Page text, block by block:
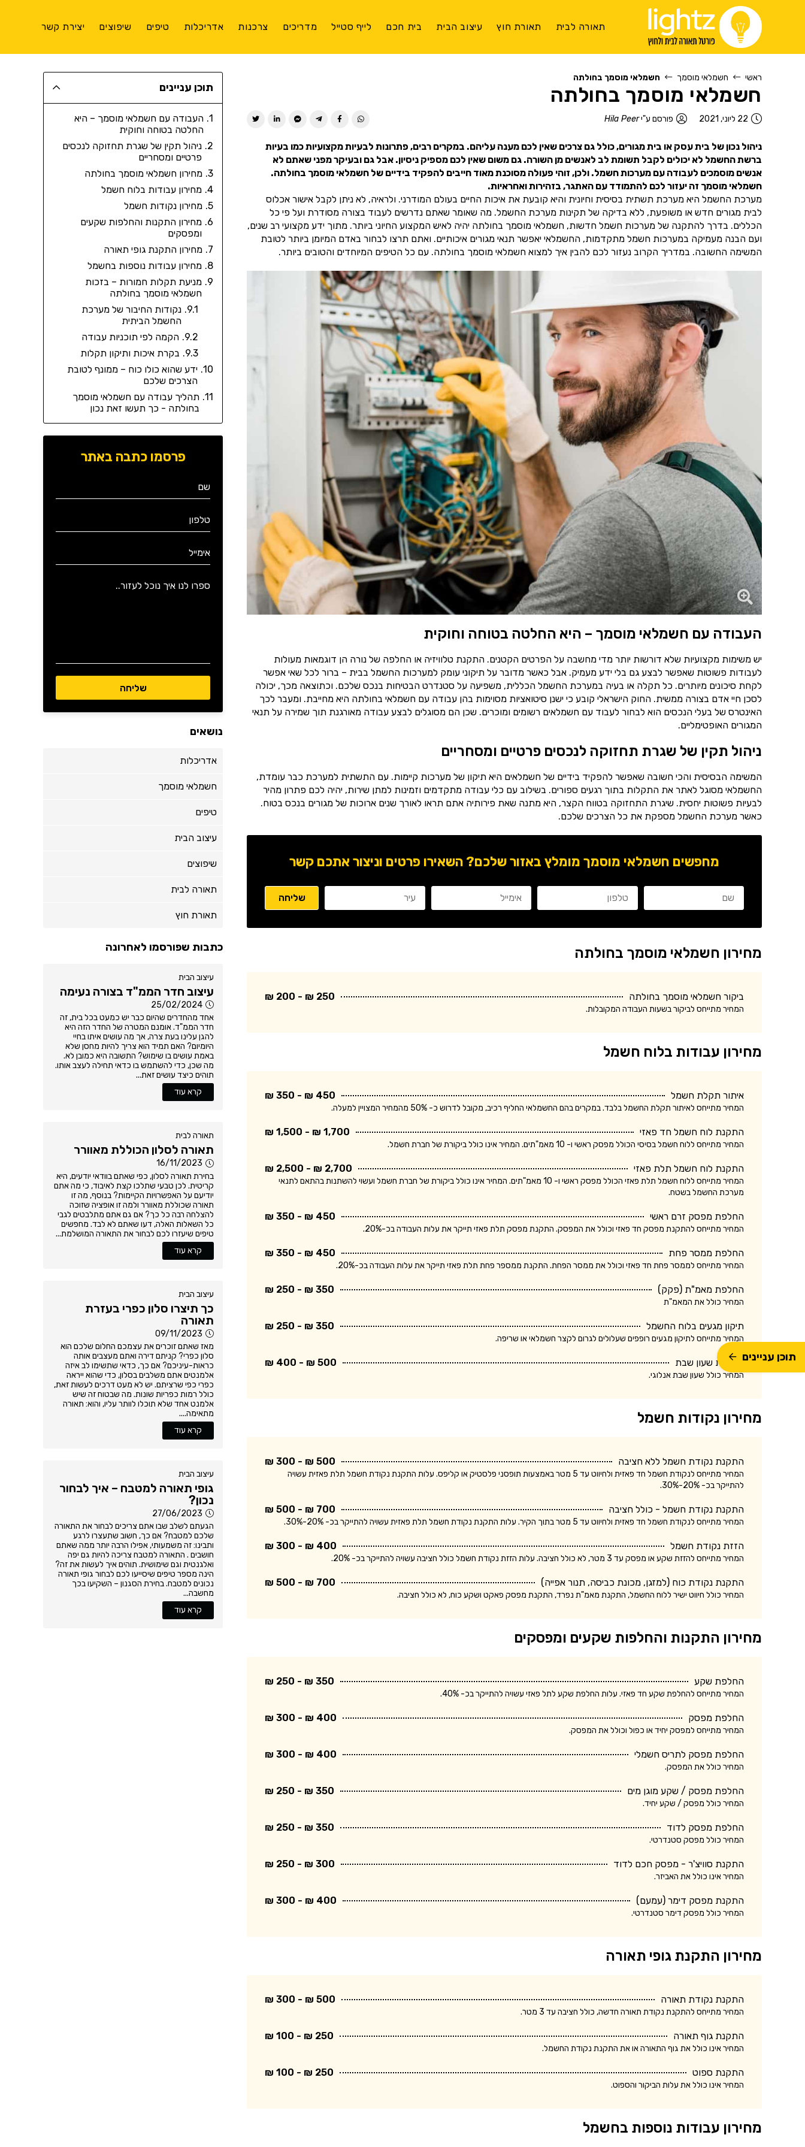
תאורה לבית תאורת חוץ עיצוב הבית בית חכם לייף סטייל מדריכים צרכנות אדריכלות טיפים שיפוצים יצירת קשר
ראשי חשמלאי מוסמך חשמלאי מוסמך בחולתה
חשמלאי מוסמך בחולתה
22 ליוני, 2021 פורסם ע"יHila Peer
ניהול נכון של בית עסק או בית מגורים, כולל גם צרכים שאין לכם מענה עליהם. במקרים רבים, פתרונות לבעיות מקצועיות כמו בעיות
ברשת החשמל לא יכולים לקבל תשומת לב לאנשים מן השורה. גם משום שאין לכם מספיק ניסיון. אבל גם ובעיקר מפני שאתם לא
אנשים מוסמכים לעבודה עם מערכות חשמל. ולכן, זוהי פעולה מסוכנת מאוד חייבים להפקיד בידיים של חשמלאי מוסמך בחולתה.
חשמלאי מוסמך זה יעזור לכם להתמודד עם האתגר, בזהירות ואחראיות.
מערכת החשמל היא מערכת תשתית בסיסית וחיונית והיא קובעת את איכות החיים בעולם המודרני. ולראיה, לא ניתן לקבל אישור אכלוס
לבית מגורים חדש או משופעת, ללא בדיקה של תקינות מערכת החשמל. מה שאומר שאתם נדרשים לעבוד בצורה מסודרת ועל פי כל
הכללים. בדרך להתקנה של מערכות חשמל חדשות, חשמלאי מוסמך בחולתה יהיה לאיש המקצוע החיוני ביותר. מתוך ידע מקצועי רב שנים,
ועם הבנה מעמיקה במערכות חשמל מתקדמות, החשמלאי יאפשר תנאי מגורים איכותיים. ואתם תרצו לבחור באדם המיומן ביותר לטובת
המשימה החשובה. במדריך הקרוב נעזור לכם להבין איך למצוא חשמלאי מוסמך בחולתה. עם כל הטיפים המיוחדים והטובים ביותר.
העבודה עם חשמלאי מוסמך – היא החלטה בטוחה וחוקית
יש משימות מקצועיות שלא דורשות יותר מדי מחשבה על הפרטים הקטנים. התקנת טלוויזיה או החלפה של נורה הן דוגמאות מעולות
לעבודות פשוטות שאפשר לבצע גם בלי ידע מעמיק. אבל כאשר מדובר על תיקוני עומק למערכות החשמל בבית – ברור לכל שאי אפשר
לקחת סיכונים מיותרים. כל תקלה או בעיה במערכת החשמל הכללית, משפיעה על סטנדרט הבטיחות בנכס שלכם. וכתוצאה מכך, יכולה
לסכן חיי אדם בצורה ממשית. החוק הישראלי קובע כי ישנן סיטואציות מסוימות בהן עבודה עם חשמלאי בחולתה היא מחייבת. ומעבר לכך
האינטרס של בעלי הנכסים הוא לבחור לעבוד עם חשמלאים רשומים ומוכרים. שכן הם מסוגלים לבצע עבודה מאורגנת תוך שמירה על תנאי
המגורים האופטימליים.
ניהול תקין של שגרת תחזוקה לנכסים פרטיים ומסחריים
המשימה הבסיסית והכי חשובה שאפשר להפקיד בידיים של חשמלאים היא תיקון של מערכות קיימות. עם התשתית למערכת כבר עומדת,
החשמלאי מסוגל לאתר את התקלות בתוך רגעים ספורים. בשילוב עם כלי עבודה מתקדמים וזמינות למתן שירות, יהיה לכם פתרון מהיר
לבעיות פשוטות יחסית. שיגרת התחזוקה בטווח הקצר, היא מתנה שאת פירותיה אתם תראו לאורך שנים ארוכות של מגורים בנכס בטוח.
כאשר מערכת החשמל מספקת את כל הצרכים שלכם.
מחפשים חשמלאי מוסמך מומלץ באזור שלכם? השאירו פרטים וניצור אתכם קשר
מחירון חשמלאי מוסמך בחולתה
ביקור חשמלאי מוסמך בחולתה 250 ₪ - 200 ₪
המחיר מתייחס לביקור בשעות העבודה המקובלות.
מחירון עבודות בלוח חשמל
איתור תקלת חשמל 450 ₪ - 350 ₪
המחיר מתייחס לאיתור תקלת החשמל בלבד. במקרים בהם החשמלאי החליף רכיב, מקובל לדרוש כ- 50% מהמחיר המצויין למעלה.
התקנת לוח חשמל חד פאזי 1,700 ₪ - 1,500 ₪
המחיר מתייחס ללוח חשמל בסיסי הכולל מפסק ראשי ו- 10 מאמ"תים. המחיר אינו כולל ביקורת של חברת חשמל.
התקנת לוח חשמל תלת פאזי 2,700 ₪ - 2,500 ₪
המחיר מתייחס ללוח חשמל תלת פאזי הכולל מפסק ראשי ו- 10 מאמ"תים. המחיר אינו כולל ביקורת של חברת חשמל ועשוי להשתנות בהתאם לתנאי
מערכת החשמל בשטח.
החלפת מפסק זרם ראשי 450 ₪ - 350 ₪
המחיר מתייחס להתקנת מפסק חד פאזי וכולל את המפסק. התקנת מפסק תלת פאזי תייקר את עלות העבודה בכ-20%.
החלפת ממסר פחת 450 ₪ - 350 ₪
המחיר מתייחס לממסר פחת חד פאזי וכולל את ממסר הפחת. התקנת ממספר פחת תלת פאזי תייקר את עלות העבודה בכ-20%.
החלפת מאמ"ת (פקק) 350 ₪ - 250 ₪
המחיר כולל את המאמ"ת
תיקון מגעים בלוח החשמל 350 ₪ - 250 ₪
המחיר מתייחס לתיקון מגעים רופפים שעלולים לגרום לקצר חשמלאי או שריפה.
התקנת שעון שבת 500 ₪ - 400 ₪
המחיר כולל שעון שבת אנלוגי.
מחירון נקודות חשמל
התקנת נקודת חשמל ללא חציבה 500 ₪ - 300 ₪
המחיר מתייחס לנקודת חשמל חד פאזית ולחיווט עד 5 מטר באמצעות תופסני פלסטיק או קליפס. עלות התקנת נקודת חשמל תלת פאזית עשויה
להתייקר בכ- 20%-30%.
התקנת נקודת חשמל - כולל חציבה 700 ₪ - 500 ₪
המחיר מתייחס לנקודת חשמל חד פאזית ולחיווט עד 5 מטר בתוך הקיר. עלות התקנת נקודת חשמל תלת פאזית עשויה להתייקר בכ- 20%-30%.
הזזת נקודת חשמל 400 ₪ - 300 ₪
המחיר מתייחס להזזת שקע או מפסק עד 3 מטר, לא כולל חציבה. עלות הזזת נקודת חשמל כולל חציבה עשויה להתייקר בכ- 20%.
התקנת נקודת כוח (למזגן, מכונת כביסה, תנור אפייה) 700 ₪ - 500 ₪
המחיר כולל חיווט ישיר ללוח החשמל, התקנת מאמ"ת נפרד, התקנת מפסק פאקט ושקע כוח, לא כולל חציבה.
מחירון התקנות והחלפות שקעים ומפסקים
החלפת שקע 350 ₪ - 250 ₪
המחיר מתייחס להחלפת שקע חד פאזי. עלות החלפת שקע לתל פאזי עשויה להתייקר בכ- 40%.
החלפת מפסק 400 ₪ - 300 ₪
המחיר מתייחס למפסק יחיד או כפול וכולל את המפסק.
החלפת מפסק לתריס חשמלי 400 ₪ - 300 ₪
המחיר כולל את המפסק.
החלפת מפסק / שקע מוגן מים 350 ₪ - 250 ₪
המחיר כולל מפסק / שקע יחיד.
החלפת מפסק לדוד 350 ₪ - 250 ₪
המחיר כולל מפסק סטנדרטי.
התקנת סוויצ'ר - מפסק חכם לדוד 300 ₪ - 250 ₪
המחיר אינו כולל את האביזר.
התקנת מפסק דימר (עמעם) 400 ₪ - 300 ₪
המחיר כולל מפסק דימר סטנדרטי.
מחירון התקנת גופי תאורה
התקנת נקודת תאורה 500 ₪ - 300 ₪
המחיר מתייחס להתקנת נקודת תאורה חדשה, כולל חציבה עד 3 מטר.
התקנת גוף תאורה 250 ₪ - 100 ₪
המחיר אינו כולל את גוף התאורה או את התקנת נקודת החשמל.
התקנת ספוט 250 ₪ - 100 ₪
המחיר אינו כולל את עלות הביקור והספוט.
מחירון עבודות נוספות בחשמל
תוכן עניינים
העבודה עם חשמלאי מוסמך – היא
החלטה בטוחה וחוקית
ניהול תקין של שגרת תחזוקה לנכסים
פרטיים ומסחריים
מחירון חשמלאי מוסמך בחולתה
מחירון עבודות בלוח חשמל
מחירון נקודות חשמל
מחירון התקנות והחלפות שקעים
ומפסקים
מחירון התקנת גופי תאורה
מחירון עבודות נוספות בחשמל
מניעת תקלות חמורות – בזכות
חשמלאי מוסמך בחולתה
נקודות החיבור של מערכת
החשמל הביתית
הקמה לפי תוכניות עבודה
בקרת איכות ותיקון תקלות
ידע שהוא כולו כוח – ממונף לטובת
הצרכים שלכם
תהליך עבודה עם חשמלאי מוסמך
בחולתה - כך תעשו זאת נכון
פרסמו כתבה באתר
נושאים
אדריכלות
חשמלאי מוסמך
טיפים
עיצוב הבית
שיפוצים
תאורה לבית
תאורת חוץ
כתבות שפורסמו לאחרונה
עיצוב הבית
עיצוב חדר הממ"ד בצורה נעימה
25/02/2024
אחד מהחדרים שהיום כבר יש כמעט בכל בית, זה
חדר הממ"ד. אומנם המטרה של החדר הזה היא
להגן עלינו בעת צרה, אך מה עושים איתו בחיי
היומיום? האם תמיד הוא צריך להיות מחסן שלא
באמת עושים בו שימוש? התשובה היא כמובן לא.
מה שכן, כדי להשתמש בו כדאי תחילה לעצב אותו.
תוהים כיצד עושים זאת...
קרא עוד
תאורה לבית
תאורה לסלון הכוללת מאוורר
16/11/2023
בחירת תאורה לסלון, כפי שאתם בוודאי יודעים, היא
קריטית. לכן טבעי שתלכו קצת לאיבוד, כי מה אתם
יודיעם על האפשרויות הקיימות? בנוסף, מה זו
תאורה שכוללת מאוורר ולמה זו אופציה שזוכה
להצלחה רבה כל כך? אם גם אתם מתלבטים לגבי
כל השאלות האלה, דעו שאתם לא לבד. מחפשים
טיפים שיעזרו לכם לבחור את התאורה המושלמת...
קרא עוד
עיצוב הבית
כך תיצרו סלון כפרי בעזרת
תאורה
09/11/2023
מאז שאתם זוכרים את עצמכם החלום שלכם הוא
סלון כפרי? קניתם דירה ואתם מעצבים אותה
כראות-עיניכם? אם כך, כדאי שתשימו לב איזה
אלמנטים אתם משלבים בסלון, כדי שהוא ייראה
כפרי כפי שרציתם. יש לא מעט דרכים לעשות זאת,
כולל רמות כפריות שונות. מה שבטוח זה שיש
אלמנט אחד שלא תוכלו לוותר עליו, והוא: תאורה
מתאימה....
קרא עוד
עיצוב הבית
גופי תאורה למטבח – איך לבחור
נכון?
27/06/2023
הגעתם לשלב שבו אתם צריכים לבחור את התאורה
שלכם למטבח? אם כך, חשוב שתעצרו לרגע
ותבינו: זה משמעותי, אפילו הרבה יותר ממה שאתם
חושבים . התאורה למטבח צריכה להיות גם יפה
ואלגנטית וגם שימושית. תוהים איך לעשות את זה?
הינה מספר טיפים שיסייעו לכם לבחור גופי תאורה
נכונים למטבח. בחירת הסגנון – השקיעו בכך
מחשבה...
קרא עוד
תוכן עניינים